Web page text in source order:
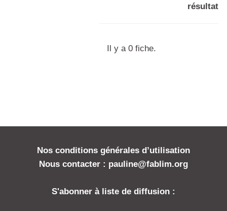
résultat
Il y a 0 fiche.
Nos conditions générales d’utilisation
Nous contacter : pauline@fablim.org
S'abonner à liste de diffusion :